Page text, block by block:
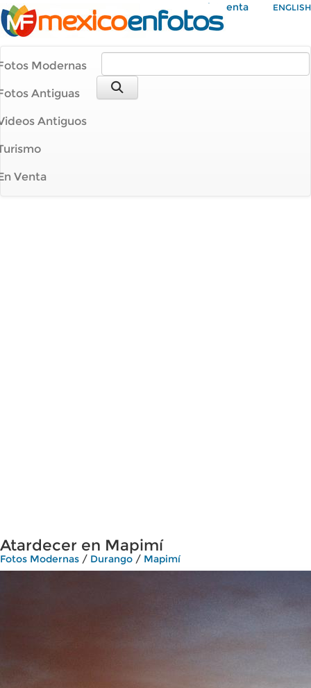
Mi Cuenta ENGLISH
Modernas
Antiguas
Antiguos
Venta
Atardecer en Mapimí
Fotos Modernas / Durango / Mapimí